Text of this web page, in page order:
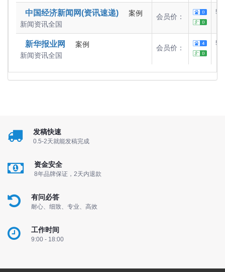
中国经济新闻网(资讯速递)
案例
新闻资讯全国
会员价：
新华报业网
案例
新闻资讯全国
会员价：
发稿快速
0.5-2天就能发稿完成
资金安全
8年品牌保证，2天内退款
有问必答
耐心、细致、专业、高效
工作时间
9:00 - 18:00